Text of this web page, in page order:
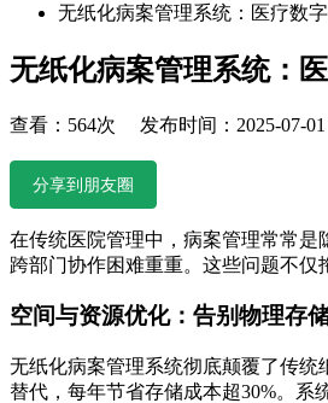
无纸化病案管理系统：医疗数
无纸化病案管理系统：
查看：564次 发布时间：2025-07-01
分享到朋友圈
在传统医院管理中，病案管理常常是
跨部门协作困难重重。这些问题不仅
空间与资源优化：告别物理存
无纸化病案管理系统彻底颠覆了传
替代，每年节省存储成本超30%。